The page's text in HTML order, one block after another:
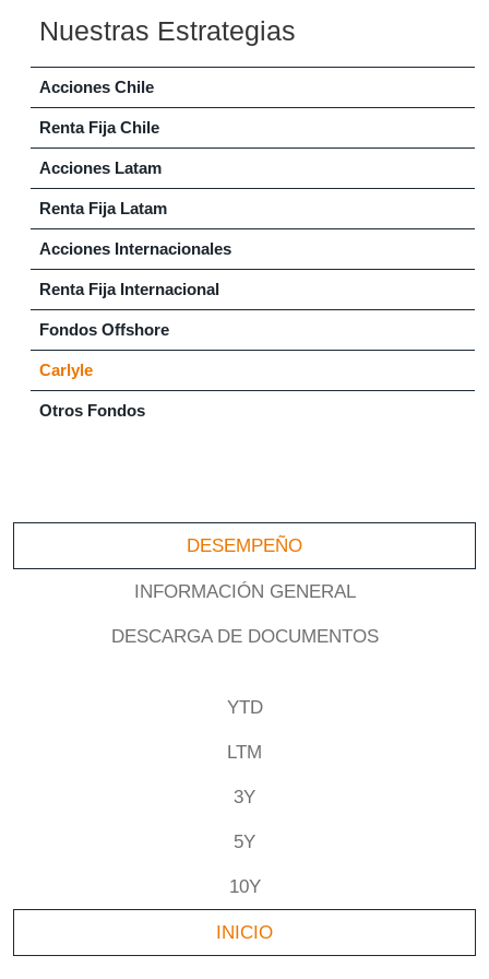
DESEMPEÑO
INFORMACIÓN GENERAL
DESCARGA DE DOCUMENTOS
YTD
LTM
3Y
5Y
10Y
INICIO
Nuestras Estrategias
Acciones Chile
Renta Fija Chile
Acciones Latam
Renta Fija Latam
Acciones Internacionales
Renta Fija Internacional
Fondos Offshore
Carlyle
Otros Fondos